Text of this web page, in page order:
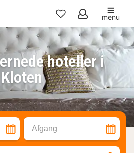
Mine
favoritter
menu
hoteller i
Kloten
Afgang